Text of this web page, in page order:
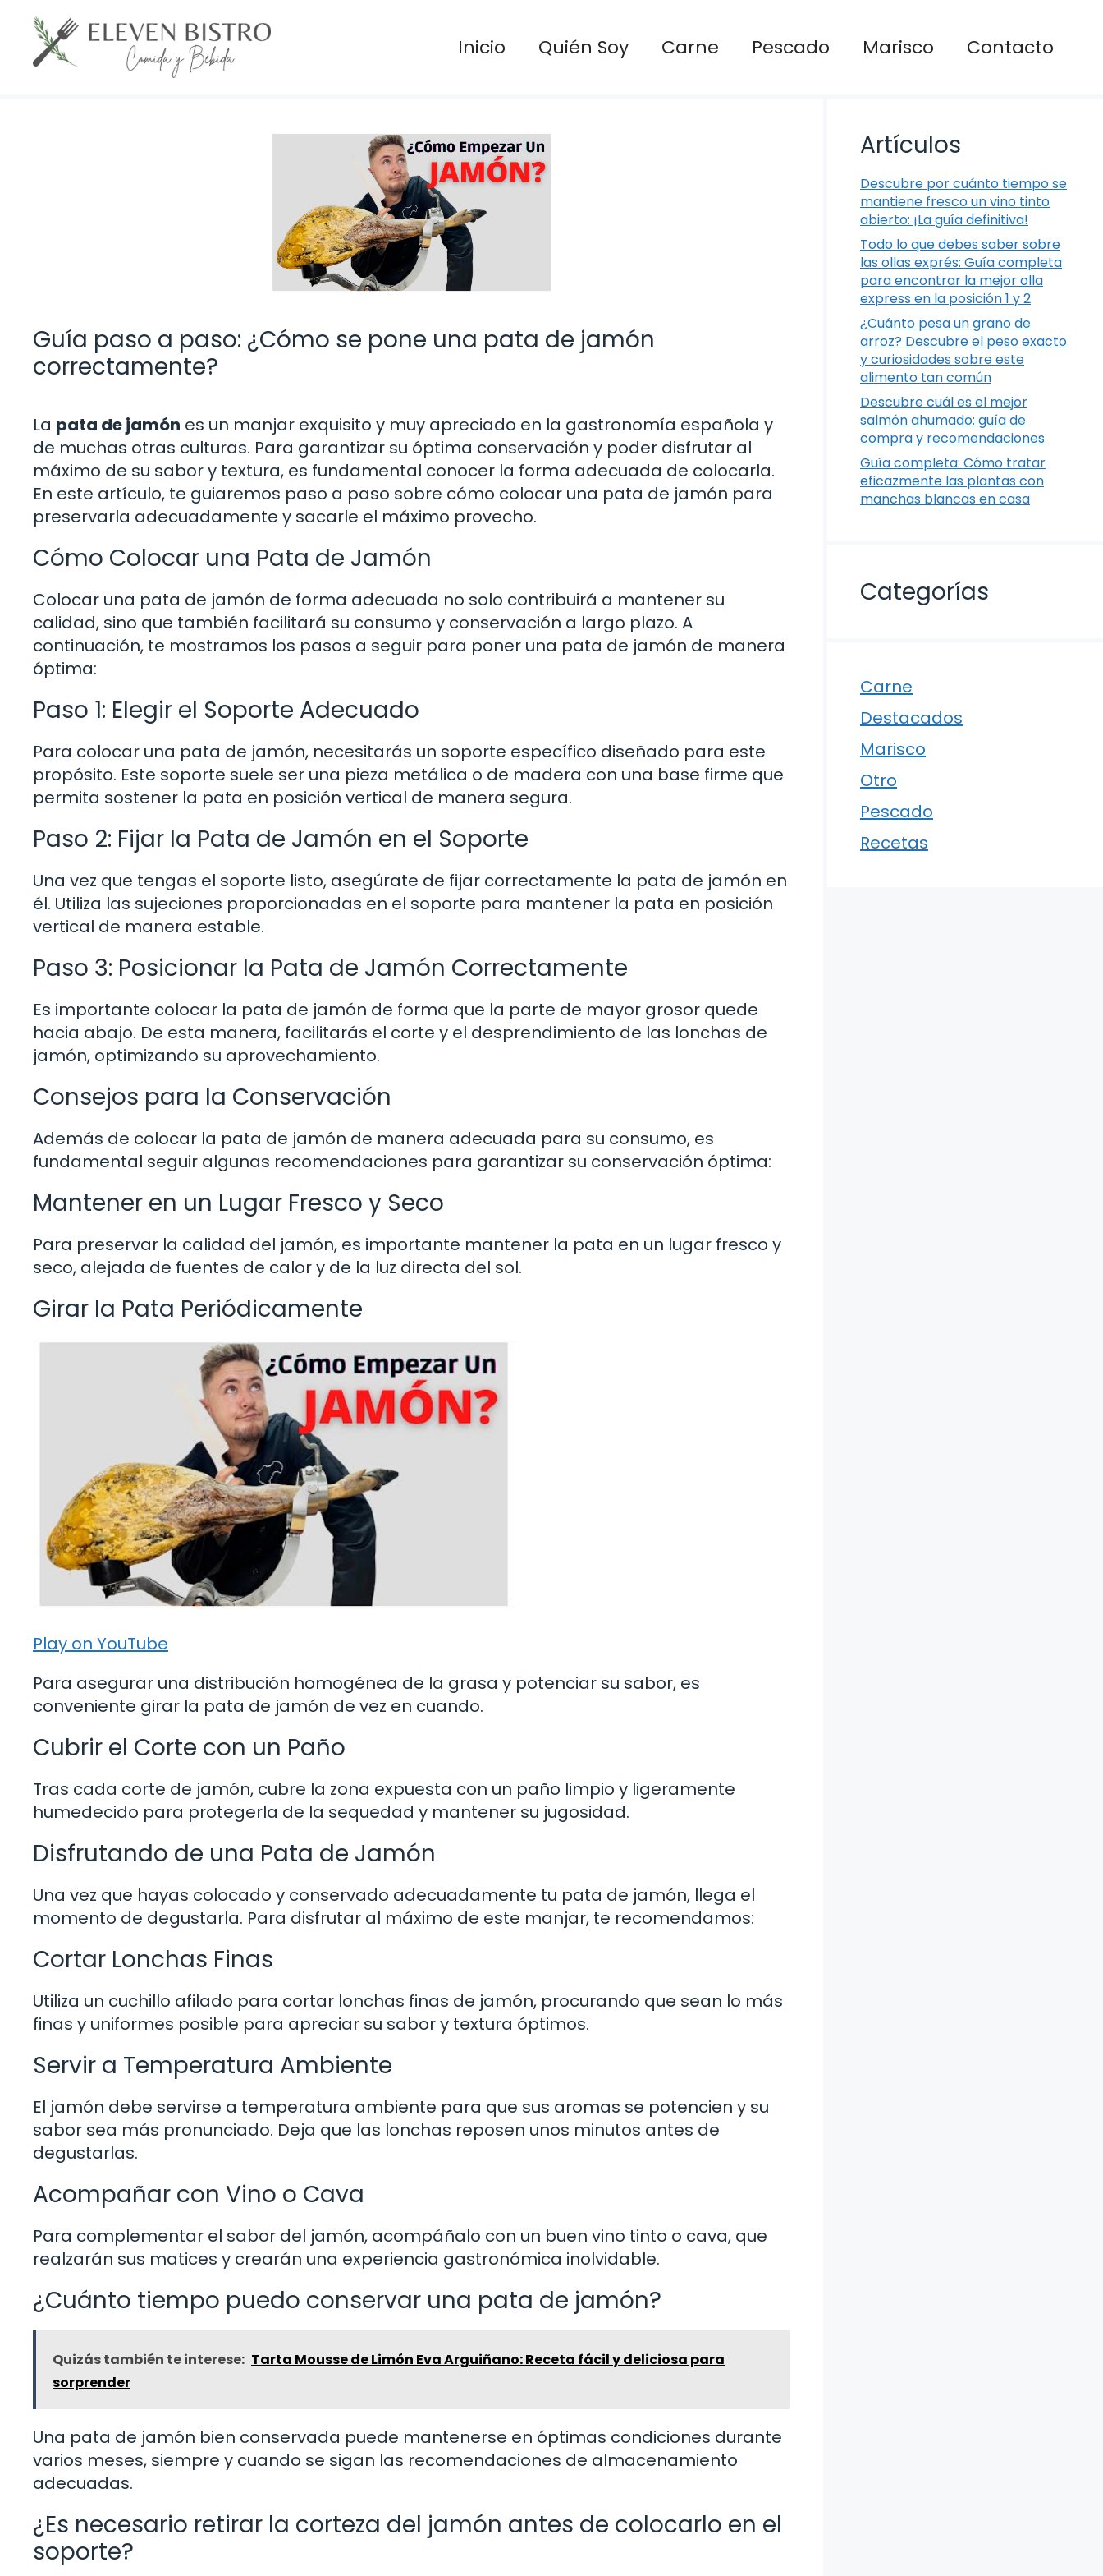
Saltar
contenido
Inicio Quién Soy Carne Pescado Marisco Contacto
Guía paso a paso: ¿Cómo se pone una pata de jamón
correctamente?
La pata de jamón es un manjar exquisito y muy apreciado en la gastronomía española y
de muchas otras culturas. Para garantizar su óptima conservación y poder disfrutar al
máximo de su sabor y textura, es fundamental conocer la forma adecuada de colocarla.
En este artículo, te guiaremos paso a paso sobre cómo colocar una pata de jamón para
preservarla adecuadamente y sacarle el máximo provecho.
Cómo Colocar una Pata de Jamón
Colocar una pata de jamón de forma adecuada no solo contribuirá a mantener su
calidad, sino que también facilitará su consumo y conservación a largo plazo. A
continuación, te mostramos los pasos a seguir para poner una pata de jamón de manera
óptima:
Paso 1: Elegir el Soporte Adecuado
Para colocar una pata de jamón, necesitarás un soporte específico diseñado para este
propósito. Este soporte suele ser una pieza metálica o de madera con una base firme que
permita sostener la pata en posición vertical de manera segura.
Paso 2: Fijar la Pata de Jamón en el Soporte
Una vez que tengas el soporte listo, asegúrate de fijar correctamente la pata de jamón en
él. Utiliza las sujeciones proporcionadas en el soporte para mantener la pata en posición
vertical de manera estable.
Paso 3: Posicionar la Pata de Jamón Correctamente
Es importante colocar la pata de jamón de forma que la parte de mayor grosor quede
hacia abajo. De esta manera, facilitarás el corte y el desprendimiento de las lonchas de
jamón, optimizando su aprovechamiento.
Consejos para la Conservación
Además de colocar la pata de jamón de manera adecuada para su consumo, es
fundamental seguir algunas recomendaciones para garantizar su conservación óptima:
Mantener en un Lugar Fresco y Seco
Para preservar la calidad del jamón, es importante mantener la pata en un lugar fresco y
seco, alejada de fuentes de calor y de la luz directa del sol.
Girar la Pata Periódicamente
Play on YouTube
Para asegurar una distribución homogénea de la grasa y potenciar su sabor, es
conveniente girar la pata de jamón de vez en cuando.
Cubrir el Corte con un Paño
Tras cada corte de jamón, cubre la zona expuesta con un paño limpio y ligeramente
humedecido para protegerla de la sequedad y mantener su jugosidad.
Disfrutando de una Pata de Jamón
Una vez que hayas colocado y conservado adecuadamente tu pata de jamón, llega el
momento de degustarla. Para disfrutar al máximo de este manjar, te recomendamos:
Cortar Lonchas Finas
Utiliza un cuchillo afilado para cortar lonchas finas de jamón, procurando que sean lo más
finas y uniformes posible para apreciar su sabor y textura óptimos.
Servir a Temperatura Ambiente
El jamón debe servirse a temperatura ambiente para que sus aromas se potencien y su
sabor sea más pronunciado. Deja que las lonchas reposen unos minutos antes de
degustarlas.
Acompañar con Vino o Cava
Para complementar el sabor del jamón, acompáñalo con un buen vino tinto o cava, que
realzarán sus matices y crearán una experiencia gastronómica inolvidable.
¿Cuánto tiempo puedo conservar una pata de jamón?
Quizás también te interese: Tarta Mousse de Limón Eva Arguiñano: Receta fácil y deliciosa para
sorprender
Una pata de jamón bien conservada puede mantenerse en óptimas condiciones durante
varios meses, siempre y cuando se sigan las recomendaciones de almacenamiento
adecuadas.
¿Es necesario retirar la corteza del jamón antes de colocarlo en el
soporte?
Artículos
Descubre por cuánto tiempo se
mantiene fresco un vino tinto
abierto: ¡La guía definitiva!
Todo lo que debes saber sobre
las ollas exprés: Guía completa
para encontrar la mejor olla
express en la posición 1 y 2
¿Cuánto pesa un grano de
arroz? Descubre el peso exacto
y curiosidades sobre este
alimento tan común
Descubre cuál es el mejor
salmón ahumado: guía de
compra y recomendaciones
Guía completa: Cómo tratar
eficazmente las plantas con
manchas blancas en casa
Categorías
Carne
Destacados
Marisco
Otro
Pescado
Recetas